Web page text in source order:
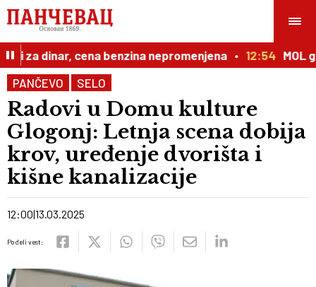
za dinar, cena benzina nepromenjena 12:54 MOL
PANČEVO
SELO
Radovi u Domu kulture
Glogonj: Letnja scena dobija
krov, uređenje dvorišta i
kišne kanalizacije
12:00 13.03.2025
Podeli vest: